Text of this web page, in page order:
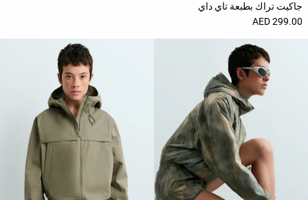
افتتاحية
مساعدة
جاكيت تراك بطبعة تاي داي
299.00 AED